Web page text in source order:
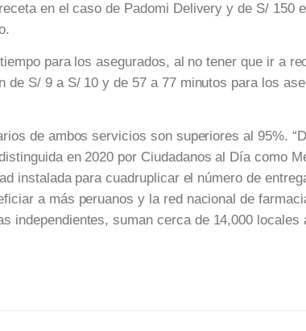
en el caso de Padomi Delivery y de S/ 150
para los asegurados, al no tener que ir a
de S/ 9 a S/ 10 y de 57 a 77 minutos para los
de ambos servicios son superiores al 95%.
en 2020 por Ciudadanos al Día como
instalada para cuadruplicar el número de
a más peruanos y la red nacional de
independientes, suman cerca de 14,000 locales